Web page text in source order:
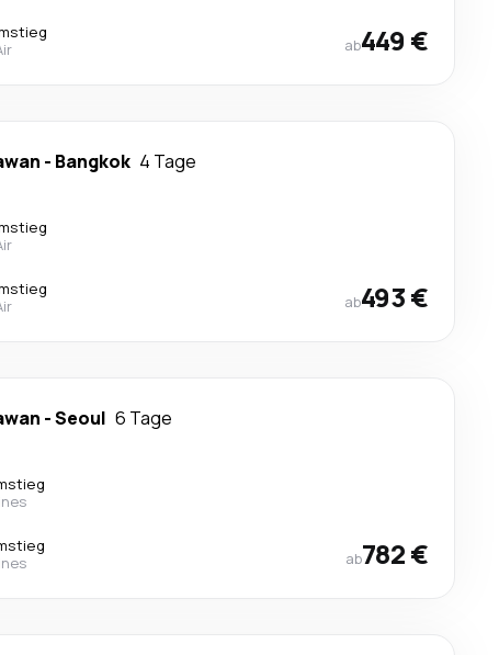
ab449 €
- Bangkok 4 Tage
ab493 €
-Seoul 6 Tage
ab782 €